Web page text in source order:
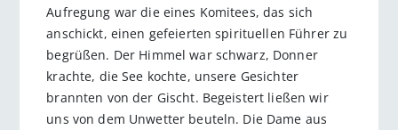
Aufregung war die eines Komitees, das sich
anschickt, einen gefeierten spirituellen Führer zu
begrüßen. Der Himmel war schwarz, Donner
krachte, die See kochte, unsere Gesichter
brannten von der Gischt. Begeistert ließen wir
uns von dem Unwetter beuteln. Die Dame aus